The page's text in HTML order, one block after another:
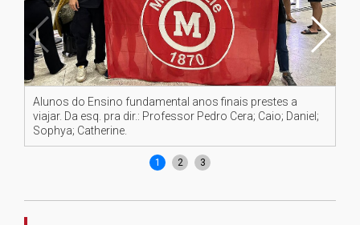
Alunos do Ensino fundamental anos finais prestes a
viajar. Da esq. pra dir.: Professor Pedro Cera; Caio; Daniel;
Sophya; Catherine.
1 2 3